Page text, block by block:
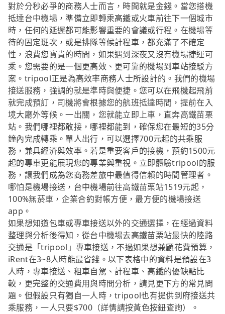
對於分秒必爭的商務人士而言，時間就是金錢。當您搭機
抵達台中機場，準備立即轉乘高鐵或火車前往下一個城市
時，任何的延遲都可能影響重要的會議或行程。在機場等
待的固定班次，或是排隊等候計程車，都充滿了不確定
性，浪費您寶貴的時間，如果遇到深夜又沒有機場捷運可
乘。您需要的是一個更高效、更可靠的機場到車站接駁方
案。tripool正是為高效率商務人士所設計的。我們的機場
接送服務，強調的就是準時與便捷。您可以在飛機起飛前
就完成預訂，司機將會根據您的航班抵達時間，提前在入
境大廳外等候。一出關，您就能立即上車，直奔高鐵苗栗
站。我們哪裡都敢接，哪裡都能到，確保您在最短的35分
鐘內完成轉乘。單人出行，可以選擇700元起的共乘服
務，兼具經濟與效率。若是重要客戶的接機，預約1500元
起的專車更能展現您的專業與重視。立即體驗tripool的服
務，讓我們成為您商務差旅中最值得信賴的時間管理者。
哪怕是機場接送，台中機場前往高鐵苗栗站1519元起，
100%無菸車，企業合約對帳方便，最方便的機場接送
app。
如果想知道包車或專車接送以外的交通選擇，在經過資料
整理與分析後得知，從台中機場去高鐵苗栗站最快的陸路
交通是「tripool」專車接送，不過如果想兼顧花費預算，
iRent在3~8人時能最省錢。以下表格中的資料是預設在3
人時，專車接送、租車自駕、計程車、高鐵的優缺點比
較，更完整的交通費用與時間分析，請見更下方的常見問
題。但假設只有獨自一人時，tripool也有提供到府接送共
乘服務，一人只要$700（詳情請按黃色按鈕查詢）。